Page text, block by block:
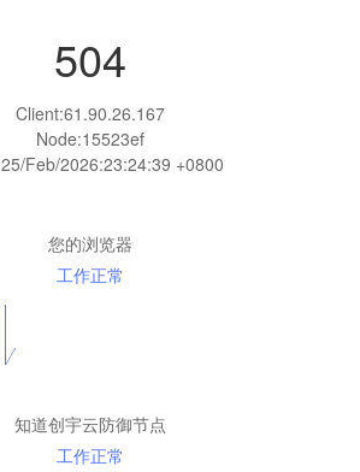
504
Client:61.90.26.167
Node:15523ef
25/Feb/2026:23:24:39 +0800
您的浏览器
工作正常
知道创宇云防御节点
工作正常